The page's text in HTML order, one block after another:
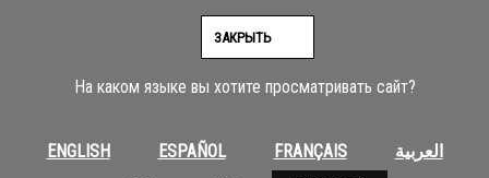
На каком языке вы хотите просматривать сайт?
ENGLISH ESPAÑOL FRANÇAIS
العربية
ЗАКРЫТЬ